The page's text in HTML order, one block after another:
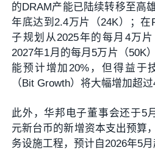
的DRAM产能已陆续转移至高
年底达到2.4万片（24K）；
子规划从2025年的每月4万
2027年1月的每月5万片（50K
能预计增加20%，但得益于
（Bit Growth）将大幅增加超
此外，华邦电子董事会还于5
元新台币的新增资本支出预算
务设施工程，预计自2026年5月